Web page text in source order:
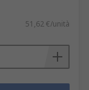
51,62 €/unità